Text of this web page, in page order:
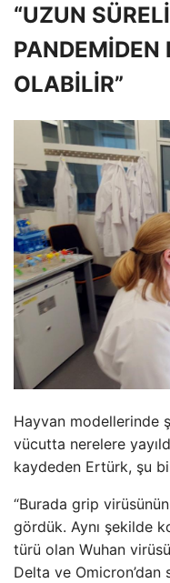
“UZUN
OLABİLİR”
Hayvan modellerinde
vücutta nerelere
kaydeden Ertürk, şu
“Burada grip
gördük. Aynı şekilde
türü olan Wuhan
Delta ve